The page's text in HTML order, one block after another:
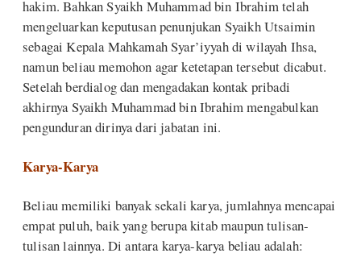
hakim. Bahkan Syaikh Muhammad bin Ibrahim telah
mengeluarkan keputusan penunjukan Syaikh Utsaimin
sebagai Kepala Mahkamah Syar’iyyah di wilayah Ihsa,
namun beliau memohon agar ketetapan tersebut dicabut.
Setelah berdialog dan mengadakan kontak pribadi
akhirnya Syaikh Muhammad bin Ibrahim mengabulkan
pengunduran dirinya dari jabatan ini.
Karya-Karya
Beliau memiliki banyak sekali karya, jumlahnya mencapai
empat puluh, baik yang berupa kitab maupun tulisan-
tulisan lainnya. Di antara karya-karya beliau adalah: